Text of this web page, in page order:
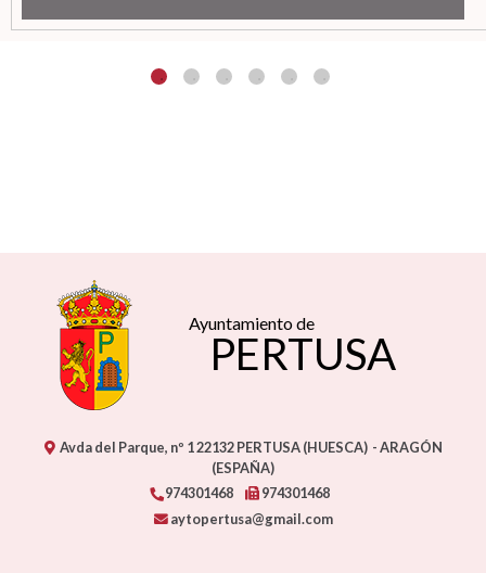
Ayuntamiento de
PERTUSA
Avda del Parque, nº 122132 PERTUSA (HUESCA) - ARAGÓN
(ESPAÑA)
974301468
974301468
aytopertusa@gmail.com